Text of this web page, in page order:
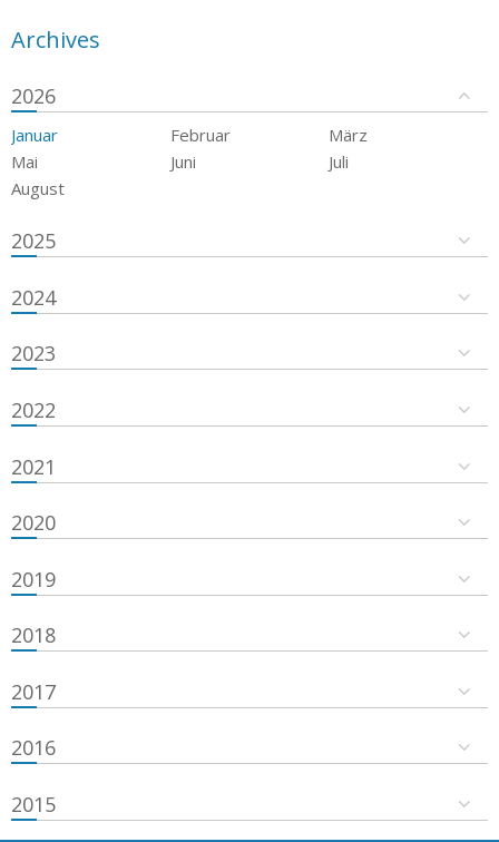
Archives
2026
Januar Februar
März
Mai
Juni
Juli
August
2025
2024
2023
2022
2021
2020
2019
2018
2017
2016
2015